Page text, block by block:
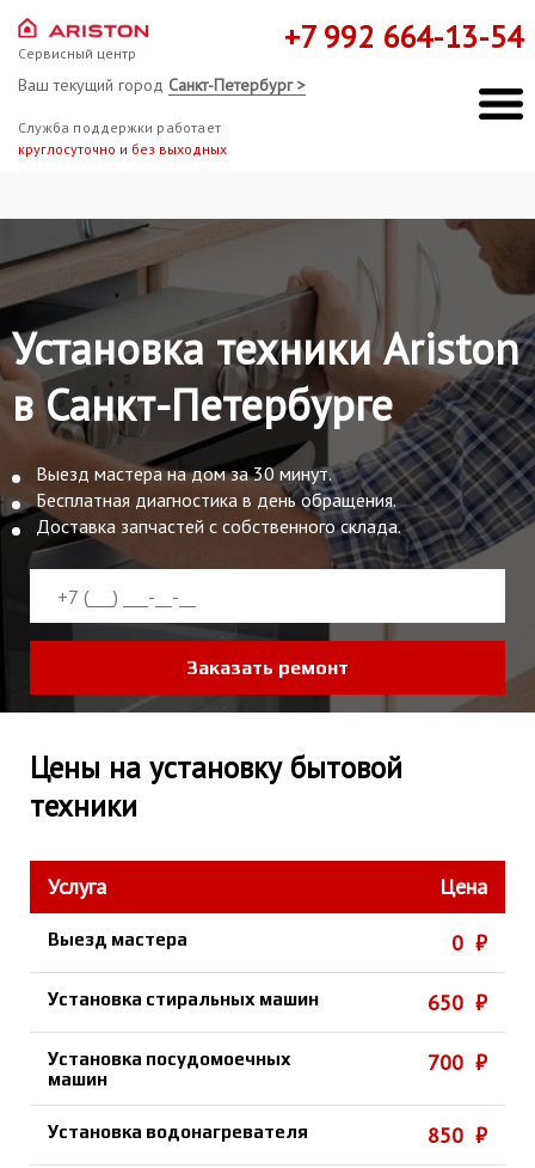
Сервисный центр
Ваш текущий город Санкт-Петербург >
Служба поддержки работает
круглосуточно и без выходных
+7 992 664-13-54
Установка техники Ariston
в Санкт-Петербурге
Выезд мастера на дом за 30 минут.
Бесплатная диагностика в день обращения.
Доставка запчастей с собственного склада.
Заказать ремонт
Цены на установку бытовой
техники
Услуга Цена
Выезд мастера 0 ₽
Установка стиральных машин 650 ₽
Установка посудомоечных
машин
700 ₽
Установка водонагревателя 850 ₽